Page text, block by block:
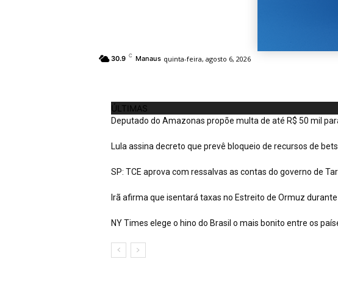
30.9 C Manaus quinta-feira, agosto 6, 2026
ÚLTIMAS
Deputado do Amazonas propõe multa de até R$ 50 mil
Lula assina decreto que prevê bloqueio de recursos de
SP: TCE aprova com ressalvas as contas do governo de
Irã afirma que isentará taxas no Estreito de Ormuz
NY Times elege o hino do Brasil o mais bonito entre os